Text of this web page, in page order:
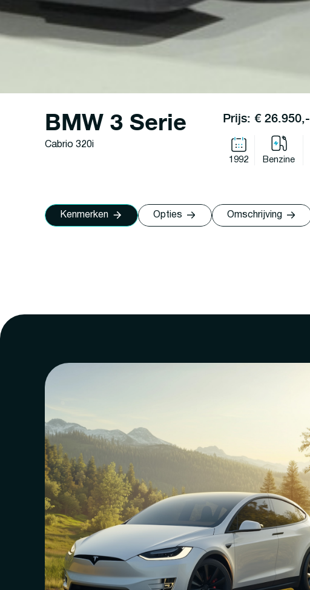
BMW 3 Serie
Cabrio 320i
Prijs: € 26.950,-
1992 Benzine
Kenmerken Opties Omschrijving